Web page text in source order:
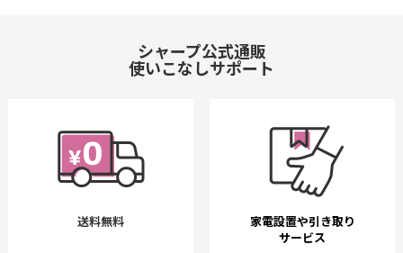
シャープ公式通販
使いこなしサポート
送料無料
家電設置や引き取り
サービス